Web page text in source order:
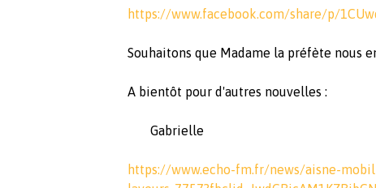
https://www.facebook.com/share/p/
Souhaitons que Madame la préfète nous
A bientôt pour d'autres nouvelles :
Gabrielle
https://www.echo-fm.fr/news/aisne-